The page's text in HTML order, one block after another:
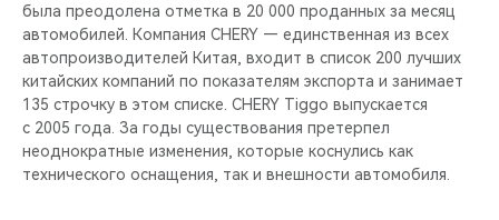
CHERY И СПОРТ
НАШИ МЕРОПРИЯТИЯ
ВИДЕООБЗОРЫ
была преодолена отметка в 20 000 проданных за месяц
автомобилей. Компания CHERY — единственная из всех
автопроизводителей Китая, входит в список 200 лучших
китайских компаний по показателям экспорта и занимает
135 строчку в этом списке. CHERY Tiggo выпускается
с 2005 года. За годы существования претерпел
неоднократные изменения, которые коснулись как
технического оснащения, так и внешности автомобиля.